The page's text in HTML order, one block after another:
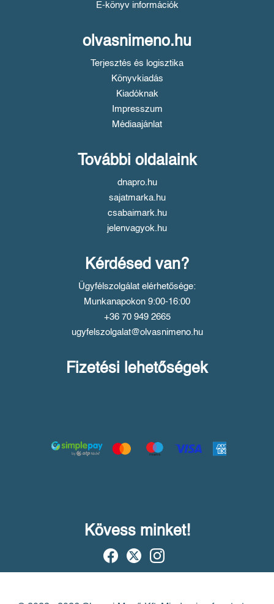
E-könyv információk
olvasnimeno.hu
Terjesztés és logisztika
Könyvkiadás
Kiadóknak
Impresszum
Médiaajánlat
További oldalaink
dnapro.hu
sajatmarka.hu
csabaimark.hu
jelenvagyok.hu
Kérdésed van?
Ügyfélszolgálat elérhetősége:
Munkanapokon 9:00-16:00
+36 70 949 2665
ugyfelszolgalat@olvasnimeno.hu
Fizetési lehetőségek
Kövess minket!